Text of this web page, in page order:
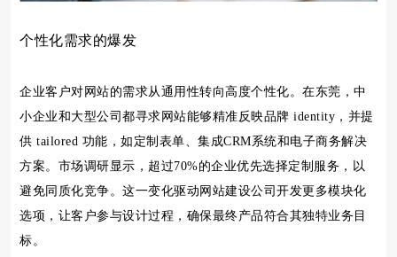
个性化需求的爆发
企业客户对网站的需求从通用性转向高度个性化。在东莞，中
小企业和大型公司都寻求网站能够精准反映品牌 identity，并提
供 tailored 功能，如定制表单、集成CRM系统和电子商务解决
方案。市场调研显示，超过70%的企业优先选择定制服务，以
避免同质化竞争。这一变化驱动网站建设公司开发更多模块化
选项，让客户参与设计过程，确保最终产品符合其独特业务目
标。